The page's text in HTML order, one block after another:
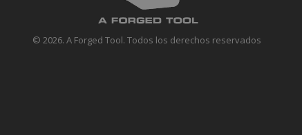
© 2026. A Forged Tool. Todos los derechos reservados